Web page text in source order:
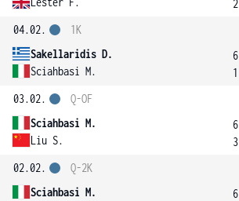
2
04.02.
Sakellaridis D.
Sciahbasi M.
1K
6
1
03.02.
Sciahbasi M.
Liu S.
Q-OF
6
3
02.02.
Sciahbasi M.
Q-2K
6